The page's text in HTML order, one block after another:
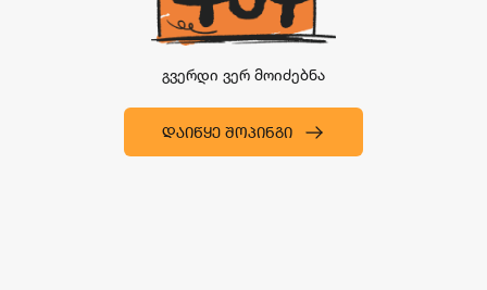
გვერდი ვერ მოიძებნა
ᲓᲐᲘᲬᲧᲔ ᲨᲝᲞᲘᲜᲒᲘ